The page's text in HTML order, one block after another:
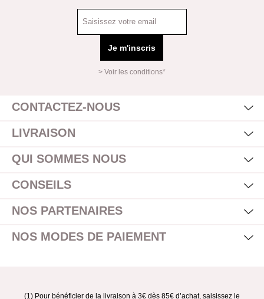
Je m'inscris
> Voir les conditions*
CONTACTEZ-NOUS
LIVRAISON
QUI SOMMES NOUS
CONSEILS
NOS PARTENAIRES
NOS MODES DE PAIEMENT
(1) Pour bénéficier de la livraison à 3€ dès 85€ d’achat, saisissez le